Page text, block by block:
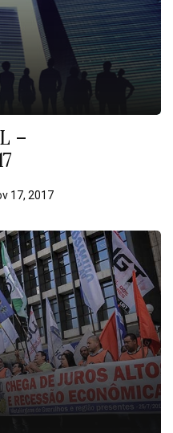
–
17, 2017